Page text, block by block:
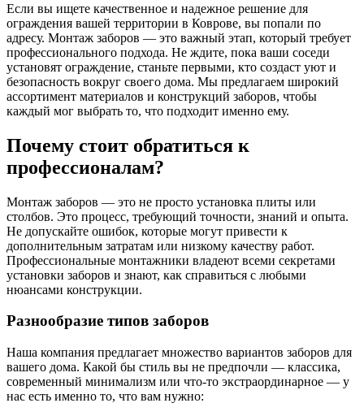
Если вы ищете качественное и надежное решение для
ограждения вашей территории в Коврове, вы попали по
адресу. Монтаж заборов — это важный этап, который требует
профессионального подхода. Не ждите, пока ваши соседи
установят ограждение, станьте первыми, кто создаст уют и
безопасность вокруг своего дома. Мы предлагаем широкий
ассортимент материалов и конструкций заборов, чтобы
каждый мог выбрать то, что подходит именно ему.
Почему стоит обратиться к
профессионалам?
Монтаж заборов — это не просто установка плиты или
столбов. Это процесс, требующий точности, знаний и опыта.
Не допускайте ошибок, которые могут привести к
дополнительным затратам или низкому качеству работ.
Профессиональные монтажники владеют всеми секретами
установки заборов и знают, как справиться с любыми
нюансами конструкции.
Разнообразие типов заборов
Наша компания предлагает множество вариантов заборов для
вашего дома. Какой бы стиль вы не предпочли — классика,
современный минимализм или что-то экстраординарное — у
нас есть именно то, что вам нужно: